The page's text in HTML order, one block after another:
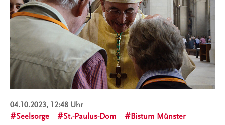
04.10.2023, 12:48 Uhr
Seelsorge
St.-Paulus-Dom Bistum Münster